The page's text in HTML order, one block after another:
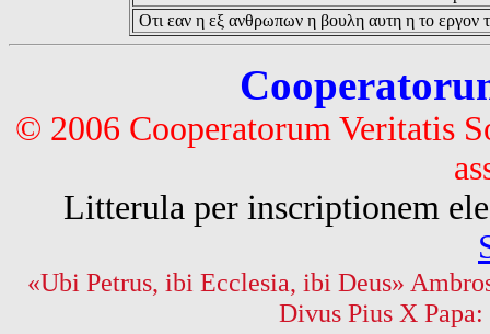
Οτι εαν η εξ ανθρωπων η βουλη αυτη η το εργον
© 2006 Cooperatorum Veritatis
Litterula per inscriptionem
«Ubi Petrus, ibi Ecclesia, ibi Deus»
Divus Pius X Papa: